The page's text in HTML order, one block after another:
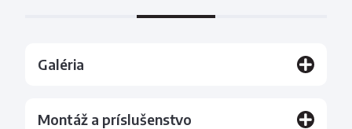
Galéria
Montáž a príslušenstvo